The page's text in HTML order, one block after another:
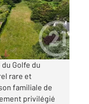
Golfe du
rare et
familiale de
privilégié